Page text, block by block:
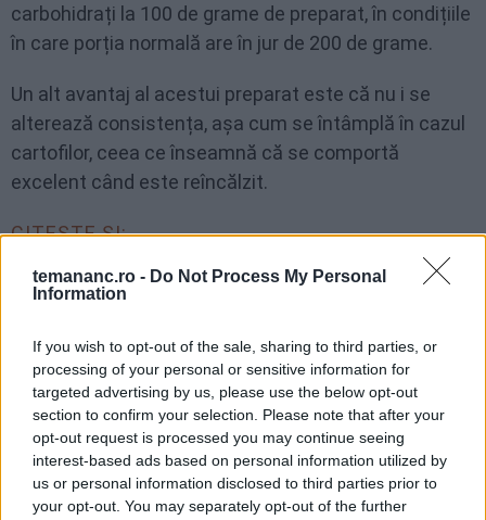
temananc.ro - Do Not Process My Personal
Information
If you wish to opt-out of the sale, sharing to third parties, or
processing of your personal or sensitive information for
targeted advertising by us, please use the below opt-out
section to confirm your selection. Please note that after your
opt-out request is processed you may continue seeing
interest-based ads based on personal information utilized by
us or personal information disclosed to third parties prior to
your opt-out. You may separately opt-out of the further
carbohidrați la 100 de grame de preparat, în condițiile
în care porția normală are în jur de 200 de grame.
Un alt avantaj al acestui preparat este că nu i se
alterează consistența, așa cum se întâmplă în cazul
cartofilor, ceea ce înseamnă că se comportă
excelent când este reîncălzit.
CITEȘTE ȘI:
Cum se fierbe corect conopida și cât
4 moduri delicioase de a găti conopida
Este piureul de conopidă mai sănătos